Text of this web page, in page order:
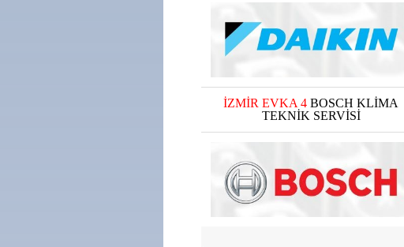
İZMİR EVKA 4 BOSCH KLİMA
TEKNİK SERVİSİ